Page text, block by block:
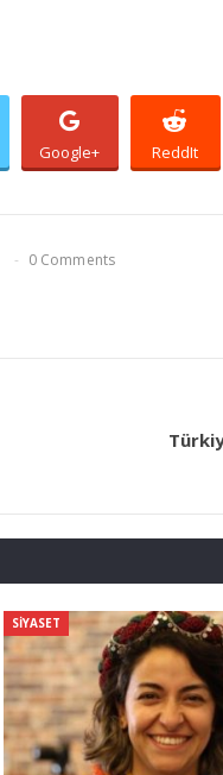
Google+ ReddIt
0 Comments
SIYASET